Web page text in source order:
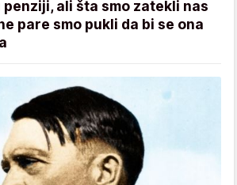
ali šta smo zatekli nas
pare smo pukli da bi se ona